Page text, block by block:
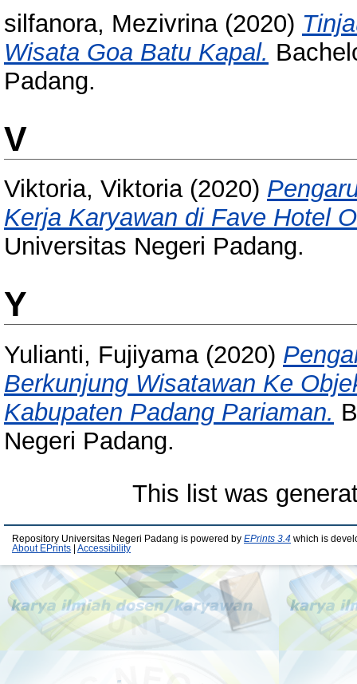
silfanora, Mezivrina(2020)
Wisata Goa Batu Kapal.
Padang.
V
Viktoria, Viktoria(2020)
Kerja Karyawan di Fave Hotel
Universitas Negeri Padang.
Y
Yulianti, Fujiyama(2020)
Berkunjung Wisatawan Ke
Kabupaten Padang Pariaman.
Negeri Padang.
This list was
Repository Universitas Negeri Padang is powered by EPrints 3.4 which is
About EPrints
Accessibility